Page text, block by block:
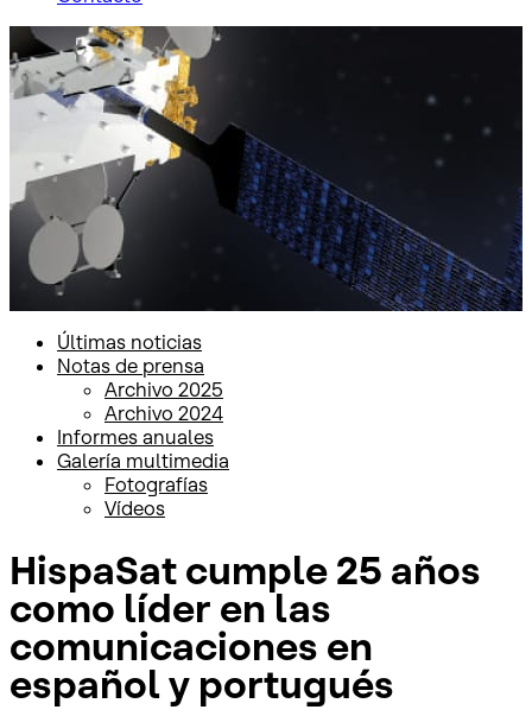
Inicio Sala de prensa
Notas de prensa
Últimas noticias
Notas de prensa
Archivo 2025
Archivo 2024
Informes anuales
Galería multimedia
Fotografías
Vídeos
HispaSat cumple 25 años
como líder en las
comunicaciones en
español y portugués